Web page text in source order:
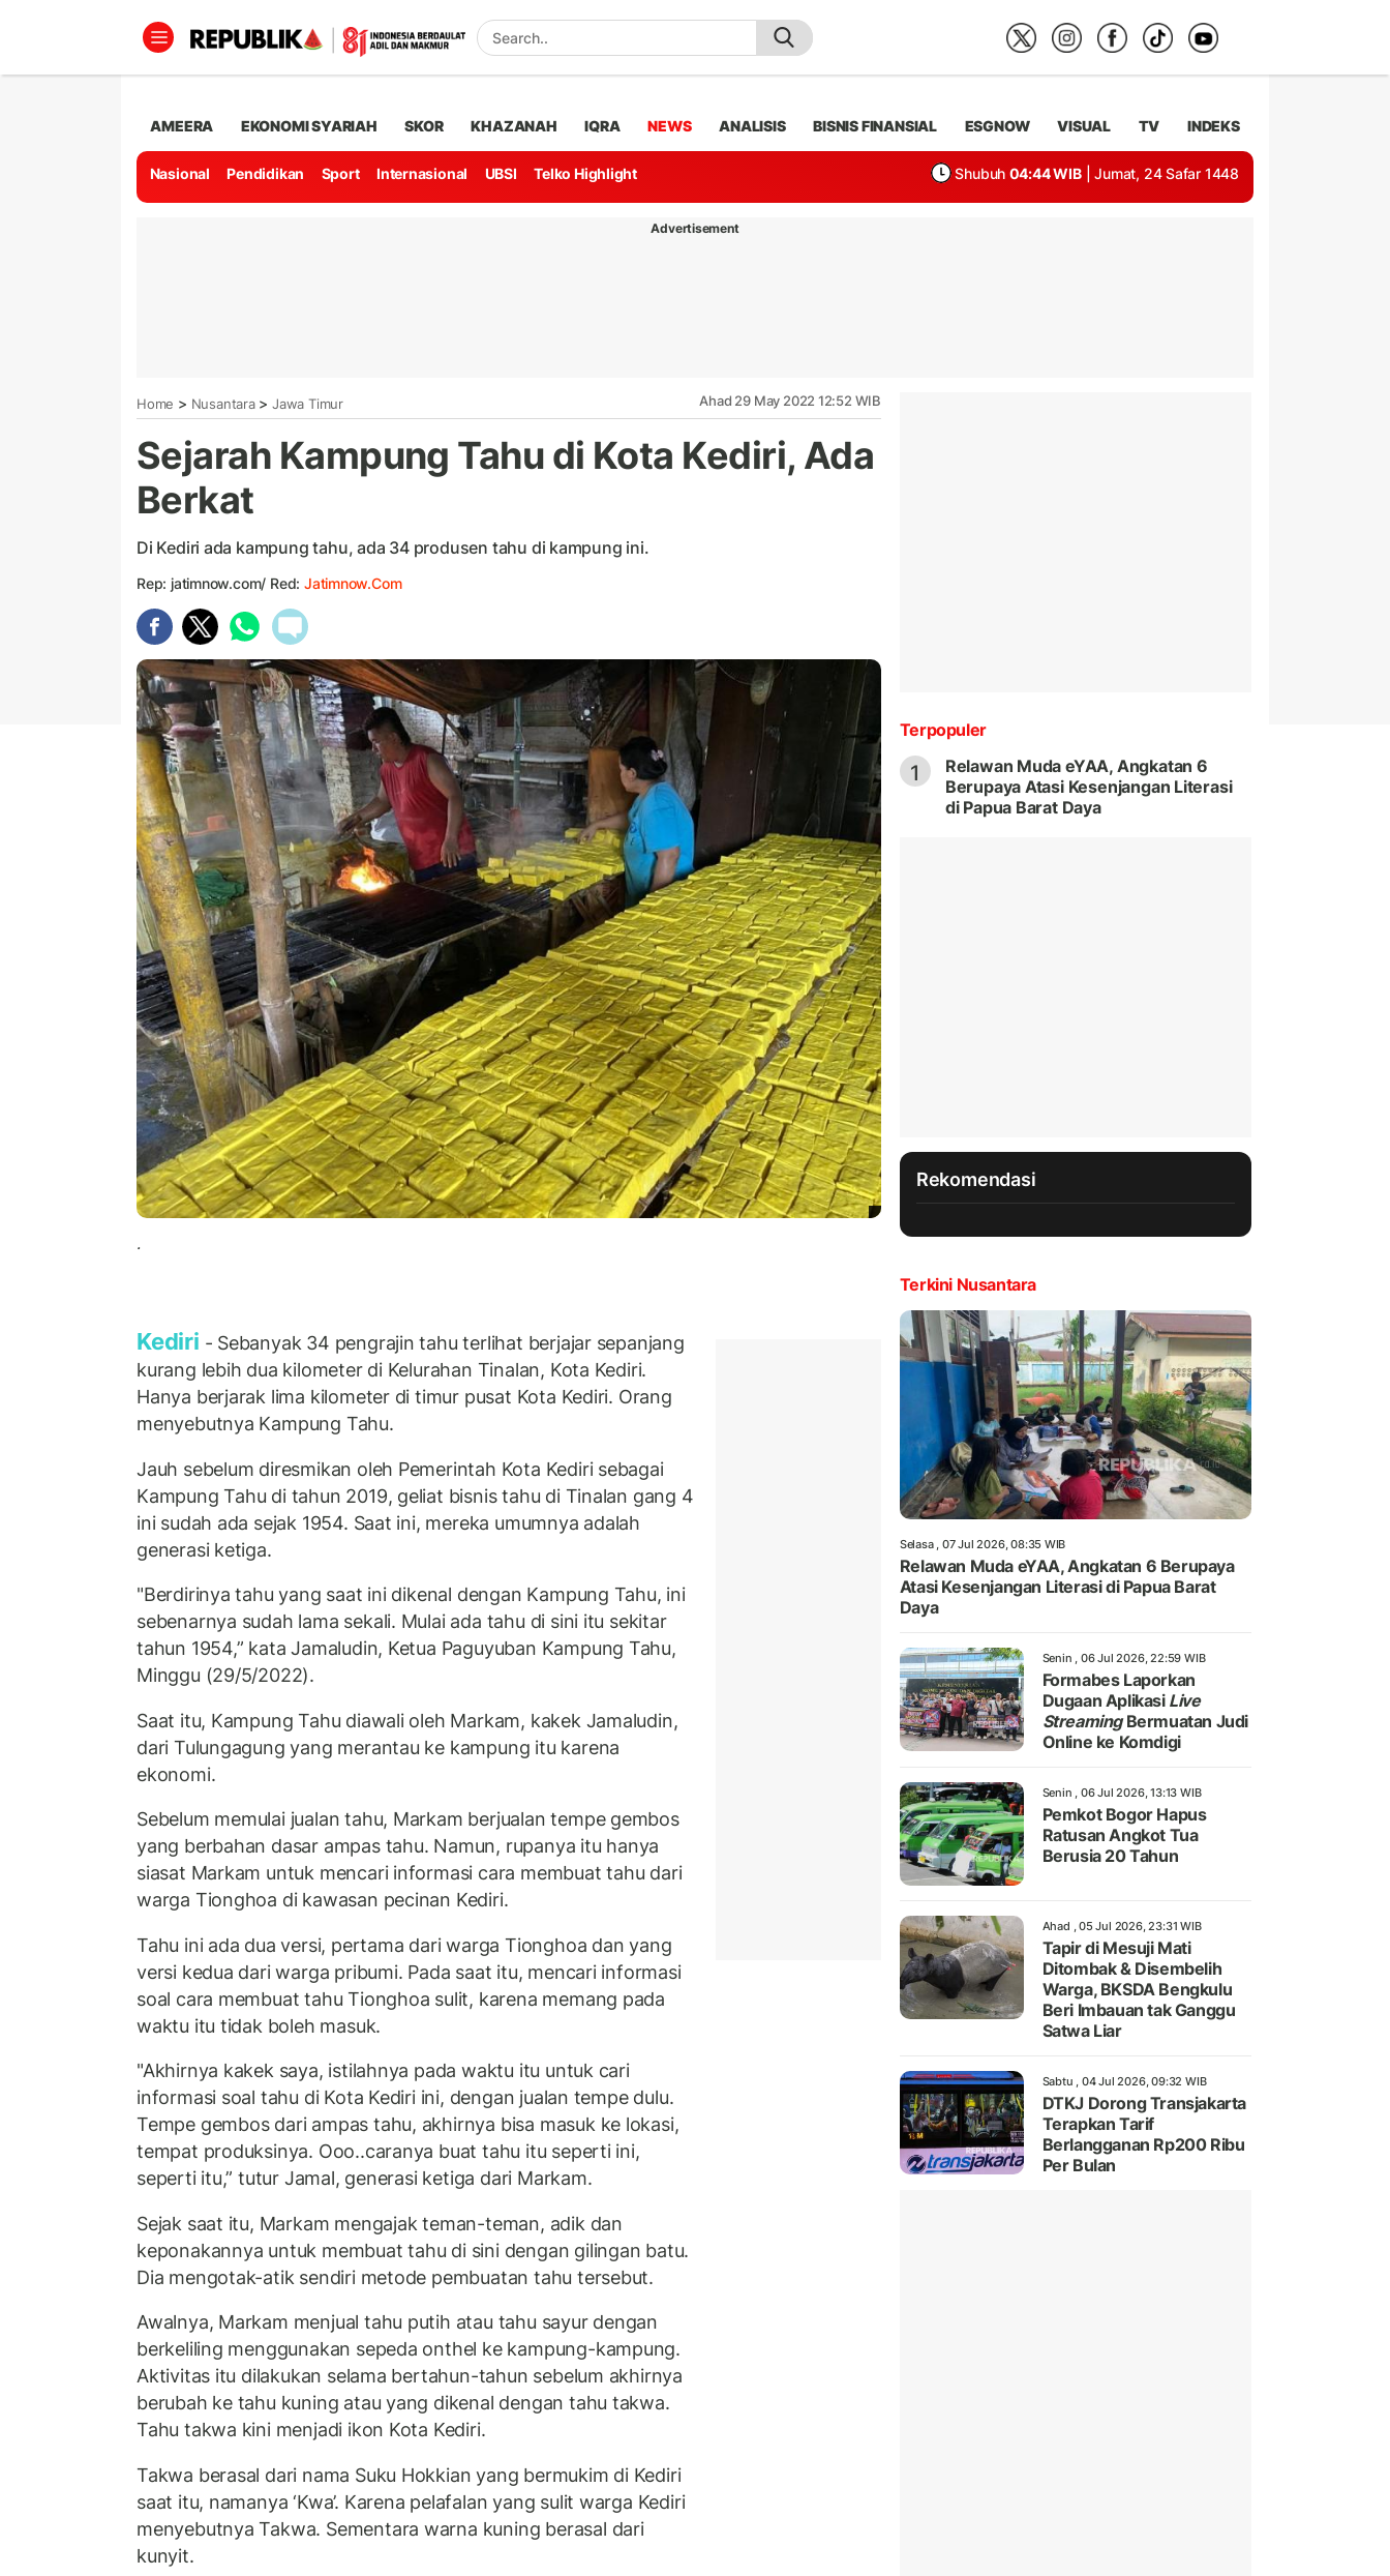
AMEERA EKONOMI SYARIAH SKOR KHAZANAH IQRA NEWS ANALISIS BISNIS FINANSIAL ESGNOW VISUAL TV INDEKS
Nasional Pendidikan Sport Internasional UBSI Telko Highlight Shubuh 04:44 WIB | Jumat, 24 Safar 1448
Advertisement
Home > Nusantara> Jawa Timur Ahad 29 May 2022 12:52 WIB
Sejarah Kampung Tahu di Kota Kediri, Ada
Berkat
Di Kediri ada kampung tahu, ada 34 produsen tahu di kampung ini.
Rep: jatimnow.com/ Red: Jatimnow.com
.
Kediri - Sebanyak 34 pengrajin tahu terlihat berjajar sepanjang
kurang lebih dua kilometer di Kelurahan Tinalan, Kota Kediri.
Hanya berjarak lima kilometer di timur pusat Kota Kediri. Orang
menyebutnya Kampung Tahu.
Jauh sebelum diresmikan oleh Pemerintah Kota Kediri sebagai
Kampung Tahu di tahun 2019, geliat bisnis tahu di Tinalan gang 4
ini sudah ada sejak 1954. Saat ini, mereka umumnya adalah
generasi ketiga.
"Berdirinya tahu yang saat ini dikenal dengan Kampung Tahu, ini
sebenarnya sudah lama sekali. Mulai ada tahu di sini itu sekitar
tahun 1954,” kata Jamaludin, Ketua Paguyuban Kampung Tahu,
Minggu (29/5/2022).
Saat itu, Kampung Tahu diawali oleh Markam, kakek Jamaludin,
dari Tulungagung yang merantau ke kampung itu karena
ekonomi.
Sebelum memulai jualan tahu, Markam berjualan tempe gembos
yang berbahan dasar ampas tahu. Namun, rupanya itu hanya
siasat Markam untuk mencari informasi cara membuat tahu dari
warga Tionghoa di kawasan pecinan Kediri.
Tahu ini ada dua versi, pertama dari warga Tionghoa dan yang
versi kedua dari warga pribumi. Pada saat itu, mencari informasi
soal cara membuat tahu Tionghoa sulit, karena memang pada
waktu itu tidak boleh masuk.
"Akhirnya kakek saya, istilahnya pada waktu itu untuk cari
informasi soal tahu di Kota Kediri ini, dengan jualan tempe dulu.
Tempe gembos dari ampas tahu, akhirnya bisa masuk ke lokasi,
tempat produksinya. Ooo..caranya buat tahu itu seperti ini,
seperti itu,” tutur Jamal, generasi ketiga dari Markam.
Sejak saat itu, Markam mengajak teman-teman, adik dan
keponakannya untuk membuat tahu di sini dengan gilingan batu.
Dia mengotak-atik sendiri metode pembuatan tahu tersebut.
Awalnya, Markam menjual tahu putih atau tahu sayur dengan
berkeliling menggunakan sepeda onthel ke kampung-kampung.
Aktivitas itu dilakukan selama bertahun-tahun sebelum akhirnya
berubah ke tahu kuning atau yang dikenal dengan tahu takwa.
Tahu takwa kini menjadi ikon Kota Kediri.
Takwa berasal dari nama Suku Hokkian yang bermukim di Kediri
saat itu, namanya ‘Kwa’. Karena pelafalan yang sulit warga Kediri
menyebutnya Takwa. Sementara warna kuning berasal dari
kunyit.
Terpopuler
1
Relawan Muda eYAA, Angkatan 6
Berupaya Atasi Kesenjangan Literasi
di Papua Barat Daya
Rekomendasi
Terkini Nusantara
Selasa , 07 Jul 2026, 08:35 WIB
Relawan Muda eYAA, Angkatan 6 Berupaya
Atasi Kesenjangan Literasi di Papua Barat
Daya
Senin , 06 Jul 2026, 22:59 WIB
Formabes Laporkan
Dugaan Aplikasi Live
StreamingBermuatan Judi
Online ke Komdigi
Senin , 06 Jul 2026, 13:13 WIB
Pemkot Bogor Hapus
Ratusan Angkot Tua
Berusia 20 Tahun
Ahad , 05 Jul 2026, 23:31 WIB
Tapir di Mesuji Mati
Ditombak & Disembelih
Warga, BKSDA Bengkulu
Beri Imbauan tak Ganggu
Satwa Liar
Sabtu , 04 Jul 2026, 09:32 WIB
DTKJ Dorong Transjakarta
Terapkan Tarif
Berlangganan Rp200 Ribu
Per Bulan